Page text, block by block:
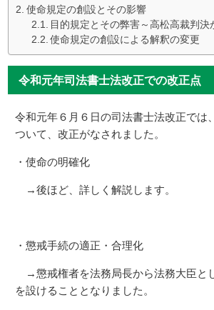
使命規定の創設とその影響
目的規定とその弊害～高松高裁判決
使命規定の創設による解釈の変更
令和元年司法書士法改正での改正点
令和元年６月６日の司法書士法改正では
ついて、改正がなされました。
・使命の明確化
→後ほど、詳しく解説します。
・懲戒手続の適正・合理化
→懲戒権者を法務局長から法務大臣と
を設けることとなりました。